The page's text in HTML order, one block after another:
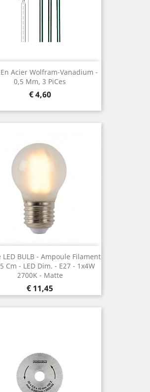
Acier Wolfram-Vanadium ¯
0,5 Mm, 3 Pices
Prijs
€ 4,60
LED BULB - Ampoule Filament
Cm - LED Dim. - E27 - 1x4W
2700K - Matte
Prijs
€ 11,45